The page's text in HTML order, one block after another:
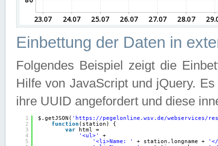
Einbettung der Daten in
Folgendes Beispiel zeigt die
Hilfe von JavaScript und jQuery.
ihre UUID angefordert und diese
1
2
3
4
5
$.getJSON( ' https://pegelonline.wsv.de/webservices/
function (station) {
var
html =
'<ul>'
+
'<li>Name: '
+ station.longname +